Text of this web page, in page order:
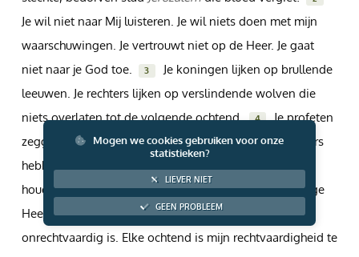
Je wil niet naar Mij luisteren. Je wil niets doen met mijn
waarschuwingen. Je vertrouwt niet op de Heer. Je gaat
niet naar je God toe.
3
Je koningen lijken op brullende
leeuwen. Je rechters lijken op verslindende wolven die
niets overlaten tot de volgende ochtend.
4
Je profeten
zeggen maar wat. Ze zijn niet trouw aan Mij. Je priesters
hebben het heiligdom bedorven met hun gedrag. Ze
houden zich niet aan mijn wet.
5
Ik, de rechtvaardige
Heer, woon in jou, Jeruzalem. Ik doe nooit iets wat
onrechtvaardig is. Elke ochtend is mijn rechtvaardigheid te
Mogen we cookies gebruiken voor onze
statistieken?
LIEVER NIET
GEEN PROBLEEM